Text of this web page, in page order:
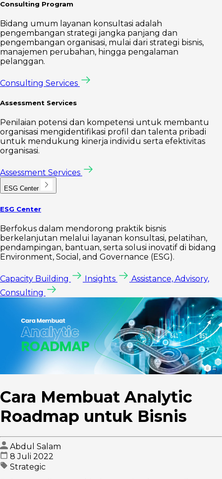
Consulting Program
Bidang umum layanan konsultasi adalah
pengembangan strategi jangka panjang dan
pengembangan organisasi, mulai dari strategi bisnis,
manajemen perubahan, hingga pengalaman
pelanggan.
Consulting Services
Assessment Services
Penilaian potensi dan kompetensi untuk membantu
organisasi mengidentifikasi profil dan talenta pribadi
untuk mendukung kinerja individu serta efektivitas
organisasi.
Assessment Services
ESG Center
ESG Center
Berfokus dalam mendorong praktik bisnis
berkelanjutan melalui layanan konsultasi, pelatihan,
pendampingan, bantuan, serta solusi inovatif di bidang
Environment, Social, and Governance (ESG).
Capacity Building Insights
Assistance, Advisory,
Consulting
Cara Membuat Analytic
Roadmap untuk Bisnis
Abdul Salam
8 Juli 2022
Strategic